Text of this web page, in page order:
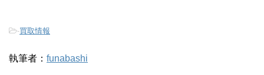
-買取情報
執筆者： funabashi